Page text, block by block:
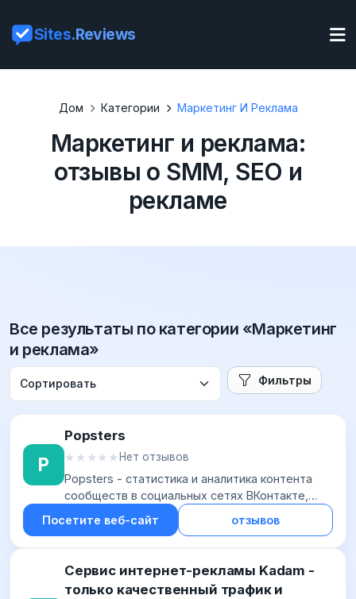
Sites.Reviews
Дом Категории Маркетинг И Реклама
Маркетинг и реклама:
отзывы о SMM, SEO и
рекламе
Все результаты по категории «Маркетинг
и реклама»
Фильтры
P
Popsters
★★★★★
★★★★★ Нет отзывов
Popsters - статистика и аналитика контента
сообществ в социальных сетях ВКонтакте,
Facebook, Одноклассники, YouTube, Flickr,
Instagram, Coub, Pinterest, Google+ и Twitter
Посетите веб-сайт отзывов
Сервис интернет-рекламы Kadam -
только качественный трафик и